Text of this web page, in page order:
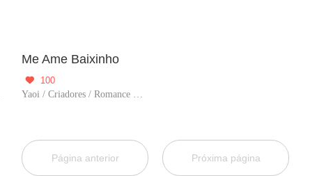
Me Ame Baixinho

100
Yaoi / Criadores / Romance / BL / Obediente
Página anterior Próxima página